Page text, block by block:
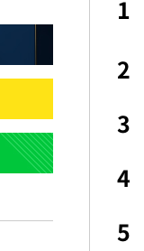
친구와 열애 "결혼
날 죽이는 것 같
급 기존 사고방식
의서 공급 논
1
2
3
4
5